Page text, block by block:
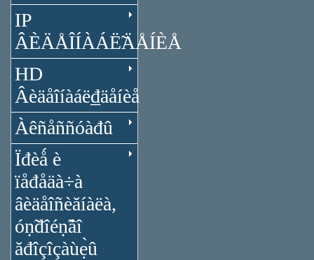
IP
ÂÈÄÅÎÍÀÁË̃ÄÅÍÈÅ
HD
Âèäåîíàáë₫äåíèå
Àêñåññóàđû
Ïđèǻ è
ïåđåäà÷à
âèäåîñèăíàëà,
óṇ̃đîéṇ̃âî
ăđîçîçàùẹ̀û